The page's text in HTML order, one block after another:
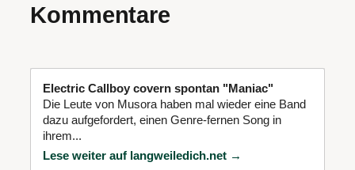
Kommentare
Electric Callboy covern spontan "Maniac"
Die Leute von Musora haben mal wieder eine Band
dazu aufgefordert, einen Genre-fernen Song in
ihrem...
Lese weiter auf langweiledich.net →